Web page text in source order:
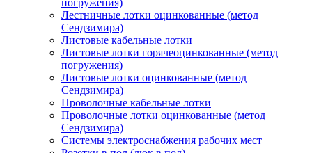
погружения)
Лестничные лотки оцинкованные (метод
Сендзимира)
Листовые кабельные лотки
Листовые лотки горячеоцинкованные (метод
погружения)
Листовые лотки оцинкованные (метод
Сендзимира)
Проволочные кабельные лотки
Проволочные лотки оцинкованные (метод
Сендзимира)
Системы электроснабжения рабочих мест